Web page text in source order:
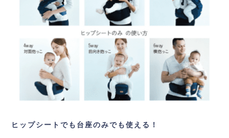
ヒップシートでも台座のみでも使える！